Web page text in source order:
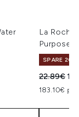
La
Purpose
SPARE 20%
22.89€
183.10€